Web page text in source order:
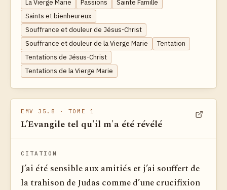
La Vierge Marie
Passions
Sainte Famille
Saints et bienheureux
Souffrance et douleur de Jésus-Christ
Souffrance et douleur de la Vierge Marie
Tentation
Tentations de Jésus-Christ
Tentations de la Vierge Marie
EMV 35.8 · TOME 1
L’Evangile tel qu'il m'a été révélé
CITATION
J’ai été sensible aux amitiés et j’ai souffert de
la trahison de Judas comme d’une crucifixion